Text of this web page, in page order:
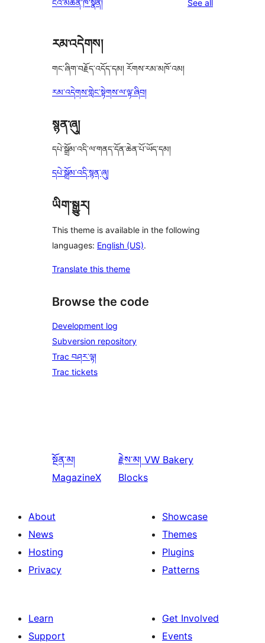
ངའི་མཆན་ཁ་སྣོན། See all
རམ་འདེགས།
གང་ཞིག་བརྗོད་འདོད་དམ། རོགས་རམ་མཁོ་འམ།
རམ་འདེགས་གླེང་སྟེགས་ལ་ལྟ་ཞིབ།
སྙན་ཞུ།
དཔེ་སྒྲོམ་འདི་ལ་གནད་དོན་ཆེན་པོ་ཡོད་དམ།
དཔེ་སྒྲོམ་འདི་སྙན་ཞུ།
ཡིག་སྒྱུར།
This theme is available in the following
languages: English (US).
Translate this theme
Browse the code
Development log
Subversion repository
Trac བཤར་ལྟ།
Trac tickets
སྔོན་མ།
MagazineX
རྗེས་མ། VW Bakery
Blocks
About
News
Hosting
Privacy
Showcase
Themes
Plugins
Patterns
Learn
Support
Get Involved
Events